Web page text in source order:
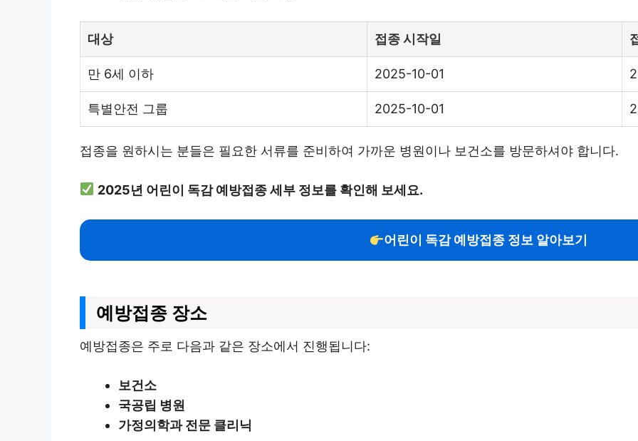
대상 접종 시작일
만 6세 이하 2025-10-01
특별안전 그룹 2025-10-01
접종을 원하시는 분들은 필요한 서류를 준비하여 가까운 병원이나 보건소를 방문하셔야 합니다.
2025년 어린이 독감 예방접종 세부 정보를 확인해 보세요.
어린이 독감 예방접종 정보 알아보기
예방접종 장소
예방접종은 주로 다음과 같은 장소에서 진행됩니다:
보건소
국공립 병원
가정의학과 전문 클리닉